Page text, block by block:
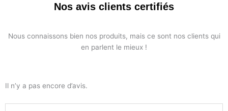
Nos avis clients certifiés
Nous connaissons bien nos produits, mais ce sont nos clients qui
en parlent le mieux !
Il n’y a pas encore d’avis.